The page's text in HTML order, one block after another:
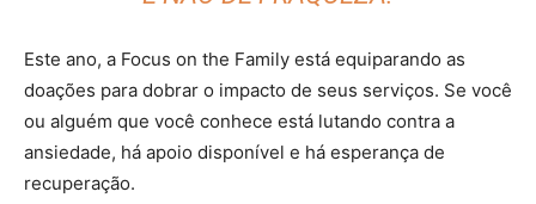
Este ano, a Focus on the Family está equiparando as
doações para dobrar o impacto de seus serviços. Se você
ou alguém que você conhece está lutando contra a
ansiedade, há apoio disponível e há esperança de
recuperação.